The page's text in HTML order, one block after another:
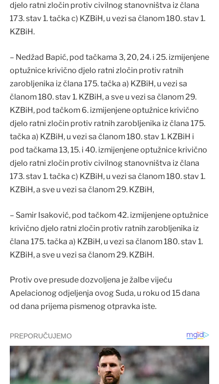
djelo ratni zločin protiv civilnog stanovništva iz člana
173. stav 1. tačka c) KZBiH, u vezi sa članom 180. stav 1.
KZBiH.
– Nedžad Bapić, pod tačkama 3, 20, 24. i 25. izmijenjene
optužnice krivično djelo ratni zločin protiv ratnih
zarobljenika iz člana 175. tačka a) KZBiH, u vezi sa
članom 180. stav 1. KZBiH, a sve u vezi sa članom 29.
KZBiH, pod tačkom 6. izmijenjene optužnice krivično
djelo ratni zločin protiv ratnih zarobljenika iz člana 175.
tačka a) KZBiH, u vezi sa članom 180. stav 1. KZBiH i
pod tačkama 13, 15. i 40. izmijenjene optužnice krivično
djelo ratni zločin protiv civilnog stanovništva iz člana
173. stav 1. tačka c) KZBiH, u vezi sa članom 180. stav 1.
KZBiH, a sve u vezi sa članom 29. KZBiH,
– Samir Isaković, pod tačkom 42. izmijenjene optužnice
krivično djelo ratni zločin protiv ratnih zarobljenika iz
člana 175. tačka a) KZBiH, u vezi sa članom 180. stav 1.
KZBiH, a sve u vezi sa članom 29. KZBiH.
Protiv ove presude dozvoljena je žalbe vijeću
Apelacionog odjeljenja ovog Suda, u roku od 15 dana
od dana prijema pismenog otpravka iste.